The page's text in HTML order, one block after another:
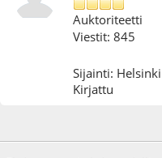
Auktoriteetti
Viestit: 845
Sijainti: Helsinki
Kirjattu